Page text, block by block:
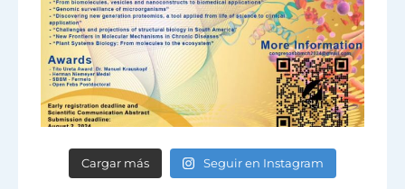
Cargar más Seguir en Instagram